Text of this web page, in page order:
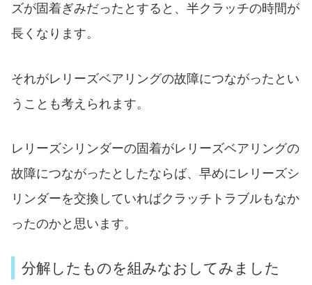
ズが固着ぎみだったとすると、半クラッチの時間が
長くなります。
それがレリーズベアリングの故障につながったとい
うことも考えられます。
レリーズシリンダーの固着がレリーズベアリングの
故障につながったとしたならば、早めにレリーズシ
リンダーを交換していればクラッチトラブルもなか
ったのかと思います。
分解したものを組みなおしてみました